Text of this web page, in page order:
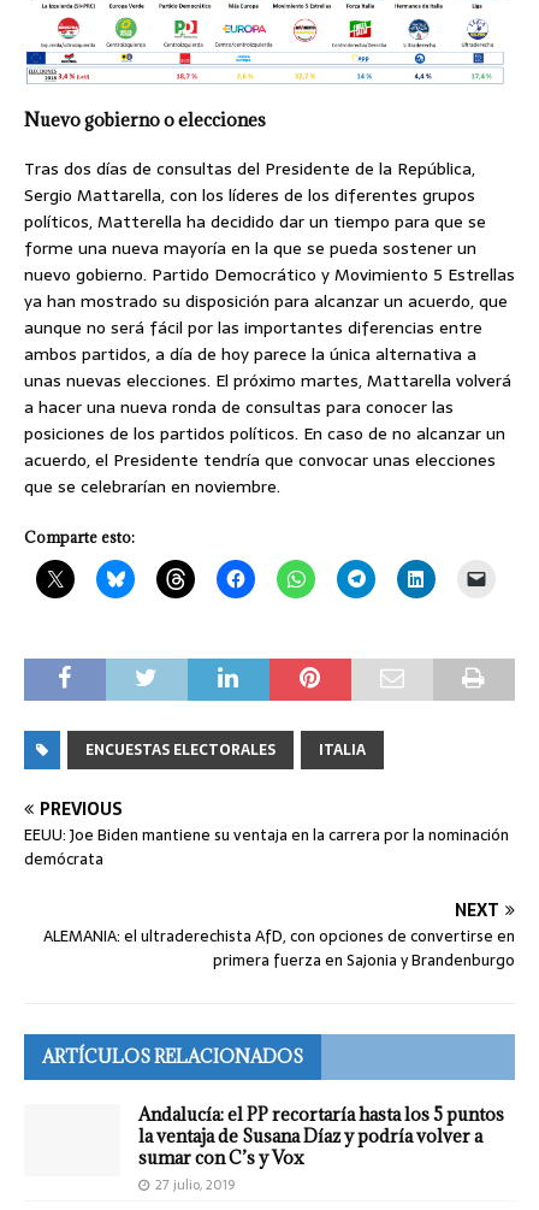
Nuevo gobierno o elecciones
Tras dos días de consultas del Presidente de la República,
Sergio Mattarella, con los líderes de los diferentes grupos
políticos, Matterella ha decidido dar un tiempo para que se
forme una nueva mayoría en la que se pueda sostener un
nuevo gobierno. Partido Democrático y Movimiento 5 Estrellas
ya han mostrado su disposición para alcanzar un acuerdo, que
aunque no será fácil por las importantes diferencias entre
ambos partidos, a día de hoy parece la única alternativa a
unas nuevas elecciones. El próximo martes, Mattarella volverá
a hacer una nueva ronda de consultas para conocer las
posiciones de los partidos políticos. En caso de no alcanzar un
acuerdo, el Presidente tendría que convocar unas elecciones
que se celebrarían en noviembre.
Comparte esto:
ENCUESTAS ELECTORALES ITALIA
PREVIOUS
EEUU: Joe Biden mantiene su ventaja en la carrera por la nominación
demócrata
NEXT
ALEMANIA: el ultraderechista AfD, con opciones de convertirse en
primera fuerza en Sajonia y Brandenburgo
ARTÍCULOS RELACIONADOS
Andalucía: el PP recortaría hasta los 5 puntos
la ventaja de Susana Díaz y podría volver a
sumar con C’s y Vox
27 julio, 2019